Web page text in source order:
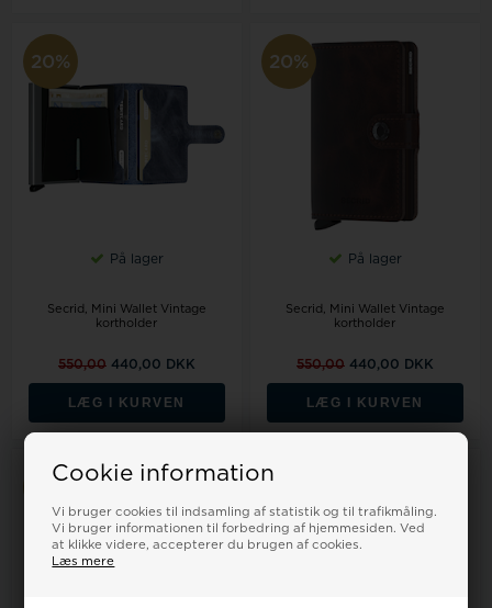
Cookie information
Vi bruger cookies til indsamling af statistik og til trafikmåling.
Vi bruger informationen til forbedring af hjemmesiden. Ved
at klikke videre, accepterer du brugen af cookies.
Læs mere
20%
På lager
Secrid, Mini Wallet Vintage
kortholder
550,00 440,00 DKK
LÆG I KURVEN
20%
På lager
Secrid, Mini Wallet Vintage
kortholder
550,00 440,00 DKK
LÆG I KURVEN